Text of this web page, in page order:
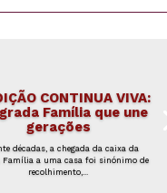
CONTINUA VIVA:
Família que une
gerações
décadas, a chegada da caixa da
Família a uma casa foi sinónimo de
recolhimento,...